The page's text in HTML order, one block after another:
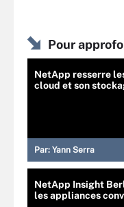
Pour
NetApp resserre
cloud et son
Par: Yann Serra
NetApp Insight
les appliances